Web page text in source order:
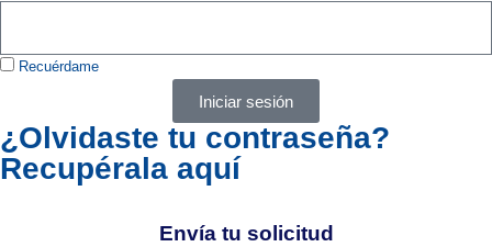
Recuérdame
Iniciar sesión
¿Olvidaste tu contraseña?
Recupérala aquí
Envía tu solicitud